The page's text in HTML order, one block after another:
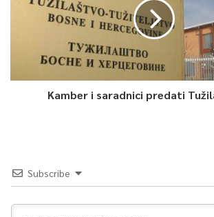
Kamber i saradnici predati
Subscribe